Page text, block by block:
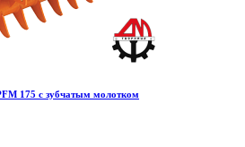
175 с зубчатым молотком